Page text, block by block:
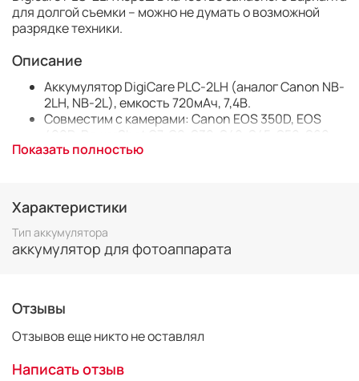
для долгой съемки – можно не думать о возможной
разрядке техники.
Описание
Аккумулятор DigiCare PLC-2LH (аналог Canon NB-
2LH, NB-2L),емкость 720мАч, 7,4В.
Совместим с камерами: Canon EOS 350D, EOS
S70, S80
Показать полностью
Характеристики
Тип аккумулятора
аккумулятор для фотоаппарата
Отзывы
Отзывов еще никто не оставлял
Написать отзыв